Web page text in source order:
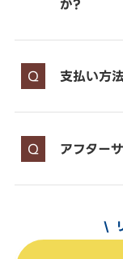
か?
支払い方
アフター